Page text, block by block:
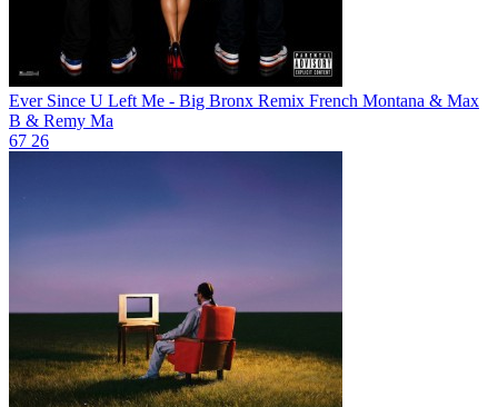
Ever Since U Left Me - Big Bronx Remix French Montana & Max
B & Remy Ma
67 26